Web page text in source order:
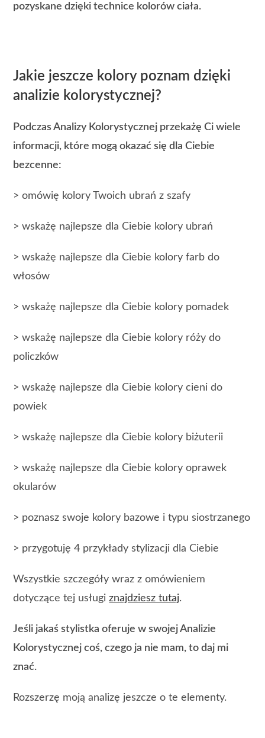
pozyskane dzięki technice kolorów ciała.
Jakie jeszcze kolory poznam dzięki
analizie kolorystycznej?
Podczas Analizy Kolorystycznej przekażę Ci wiele
informacji, które mogą okazać się dla Ciebie
bezcenne:
> omówię kolory Twoich ubrań z szafy
> wskażę najlepsze dla Ciebie kolory ubrań
> wskażę najlepsze dla Ciebie kolory farb do
włosów
> wskażę najlepsze dla Ciebie kolory pomadek
> wskażę najlepsze dla Ciebie kolory róży do
policzków
> wskażę najlepsze dla Ciebie kolory cieni do
powiek
> wskażę najlepsze dla Ciebie kolory biżuterii
> wskażę najlepsze dla Ciebie kolory oprawek
okularów
> poznasz swoje kolory bazowe i typu siostrzanego
> przygotuję 4 przykłady stylizacji dla Ciebie
Wszystkie szczegóły wraz z omówieniem
dotyczące tej usługiznajdziesz tutaj.
Jeśli jakaś stylistka oferuje w swojej Analizie
Kolorystycznej coś, czego ja nie mam, to daj mi
znać.
Rozszerzę moją analizę jeszcze o te elementy.